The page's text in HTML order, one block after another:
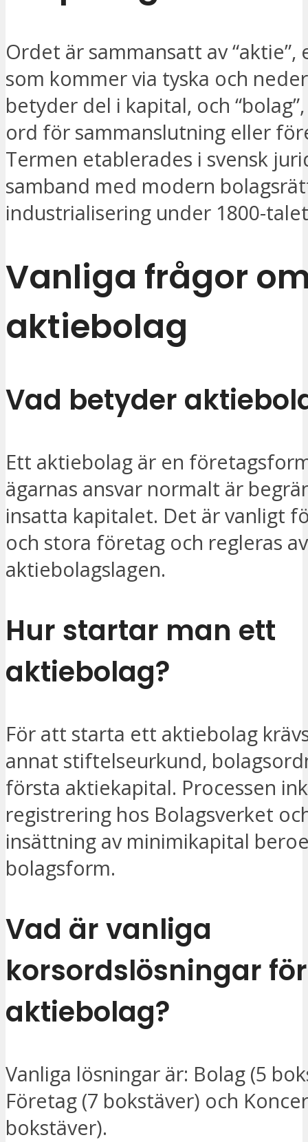
Ordet är sammansatt av
som kommer via tyska och
betyder del i kapital, och
ord för sammanslutning eller
Termen etablerades i svensk
samband med modern
industrialisering under 1800-
Vanliga frågor
aktiebolag
Vad betyder
Ett aktiebolag är en
ägarnas ansvar normalt är
insatta kapitalet. Det är vanligt
och stora företag och regleras av
aktiebolagslagen.
Hur startar man ett
aktiebolag?
För att starta ett aktiebolag
annat stiftelseurkund,
första aktiekapital. Processen
registrering hos Bolagsverket
insättning av minimikapital
bolagsform.
Vad är vanliga
korsordslösningar för
aktiebolag?
Vanliga lösningar är: Bolag (5
Företag (7 bokstäver) och
bokstäver).